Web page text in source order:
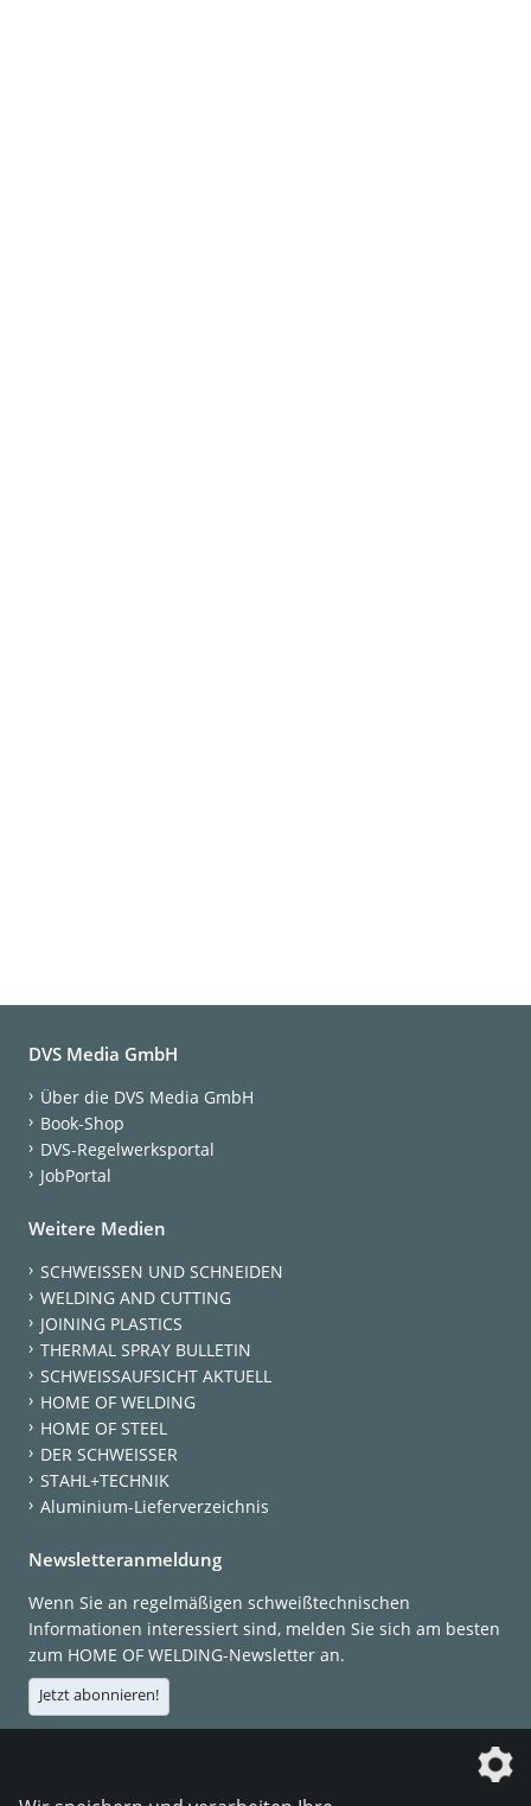
DVS Media GmbH
Über die DVS Media GmbH
Book-Shop
DVS-Regelwerksportal
JobPortal
Weitere Medien
SCHWEISSEN UND SCHNEIDEN
WELDING AND CUTTING
JOINING PLASTICS
THERMAL SPRAY BULLETIN
SCHWEISSAUFSICHT AKTUELL
HOME OF WELDING
HOME OF STEEL
DER SCHWEISSER
STAHL+TECHNIK
Aluminium-Lieferverzeichnis
Newsletteranmeldung
Wenn Sie an regelmäßigen schweißtechnischen
Informationen interessiert sind, melden Sie sich am besten
zum HOME OF WELDING-Newsletter an.
Jetzt abonnieren!
Die DVS Media GmbH ist ein Unternehmen der